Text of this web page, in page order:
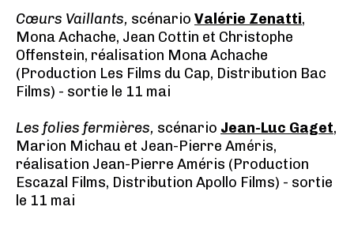
Cœurs Vaillants, scénario Valérie Zenatti,
Mona Achache, Jean Cottin et Christophe
Offenstein, réalisation Mona Achache
(Production Les Films du Cap, Distribution Bac
Films) - sortie le 11 mai
Les folies fermières, scénario Jean-Luc Gaget,
Marion Michau et Jean-Pierre Améris,
réalisation Jean-Pierre Améris (Production
Escazal Films, Distribution Apollo Films) - sortie
le 11 mai